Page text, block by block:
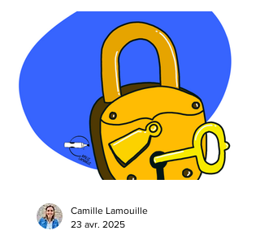
moteur d’intelligence collective.
Camille Lamouille
23 avr. 2025